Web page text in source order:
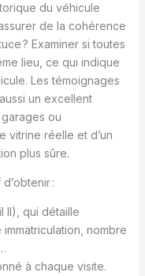
du véhicule
de la cohérence
? Examiner si toutes
lieu, ce qui indique
Les témoignages
un excellent
ou
vitrine réelle et d’un
plus sûre.
:
II), qui détaille
nombre
à chaque visite.